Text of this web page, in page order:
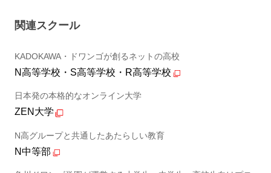
関連スクール
KADOKAWA・ドワンゴが創るネットの高校
N高等学校・S高等学校・R高等学校
日本発の本格的なオンライン大学
ZEN大学
N高グループと共通したあたらしい教育
N中等部